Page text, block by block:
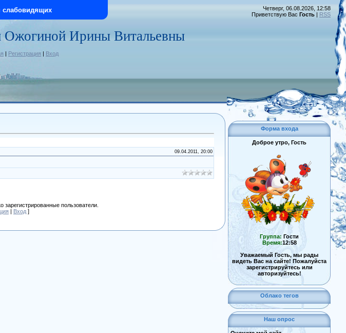
слабовидящих
Ожогиной Ирины Витальевны
| Регистрация | Вход
Четверг, 06.08.2026, 12:58
Приветствую Вас Гость | RSS
09.04.2011, 20:00
зарегистрированные пользователи.
| Вход ]
Форма входа
Доброе утро, Гость
Группа: Гости
Время:12:58
Уважаемый Гость, мы рады
видеть Вас на сайте! Пожалуйста
зарегистрируйтесь или
авторизуйтесь!
Облако тегов
Наш опрос